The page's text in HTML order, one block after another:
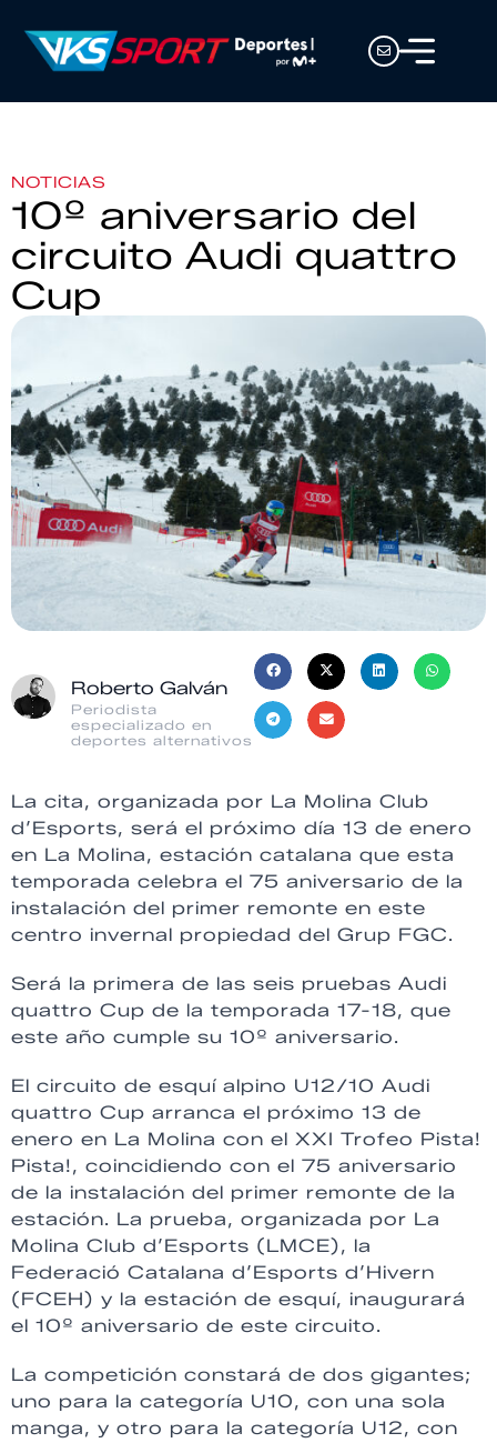
NOTICIAS
10º aniversario del
circuito Audi quattro
Cup
Roberto Galván
Periodista
especializado en
deportes alternativos
La cita, organizada por La Molina Club
d’Esports, será el próximo día 13 de enero
en La Molina, estación catalana que esta
temporada celebra el 75 aniversario de la
instalación del primer remonte en este
centro invernal propiedad del Grup FGC.
Será la primera de las seis pruebas Audi
quattro Cup de la temporada 17-18, que
este año cumple su 10º aniversario.
El circuito de esquí alpino U12/10 Audi
quattro Cup arranca el próximo 13 de
enero en La Molina con el XXI Trofeo Pista!
Pista!, coincidiendo con el 75 aniversario
de la instalación del primer remonte de la
estación. La prueba, organizada por La
Molina Club d’Esports (LMCE), la
Federació Catalana d’Esports d’Hivern
(FCEH) y la estación de esquí, inaugurará
el 10º aniversario de este circuito.
La competición constará de dos gigantes;
uno para la categoría U10, con una sola
manga, y otro para la categoría U12, con